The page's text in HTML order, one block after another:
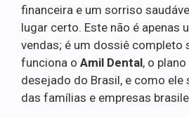
financeira e um sorriso
lugar certo. Este não é apenas
vendas; é um dossiê completo
funciona o Amil Dental, o
desejado do Brasil, e como ele
das famílias e empresas